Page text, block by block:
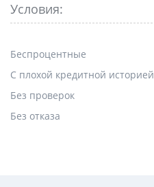
Условия:
Беспроцентные
С плохой кредитной историей
Без проверок
Без отказа